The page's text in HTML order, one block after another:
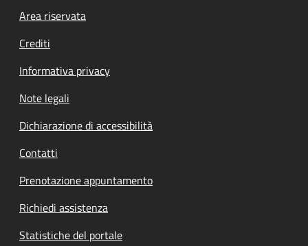
Footer menu
Area riservata
Crediti
Informativa privacy
Note legali
Dichiarazione di accessibilità
Contatti
Prenotazione appuntamento
Richiedi assistenza
Statistiche del portale